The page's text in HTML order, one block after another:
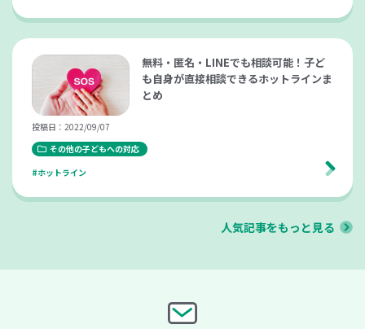
無料・匿名・LINEでも相談可能！子ど
も自身が直接相談できるホットラインま
とめ
投稿日：2022/09/07
その他の子どもへの対応
#ホットライン
人気記事をもっと見る